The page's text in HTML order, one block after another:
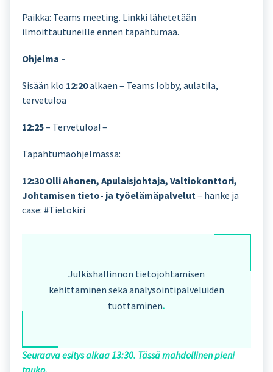
Paikka: Teams meeting. Linkki lähetetään
ilmoittautuneille ennen tapahtumaa.
Ohjelma –
Sisään klo 12:20alkaen – Teams lobby, aulatila,
tervetuloa
12:25– Tervetuloa! –
Tapahtumaohjelmassa:
12:30 Olli Ahonen, Apulaisjohtaja, Valtiokonttori,
Johtamisen tieto- ja työelämäpalvelut– hanke ja
case: #Tietokiri
Julkishallinnon tietojohtamisen
kehittäminen sekä analysointipalveluiden
tuottaminen.
Seuraava esitys alkaa 13:30. Tässä mahdollinen pieni
tauko.